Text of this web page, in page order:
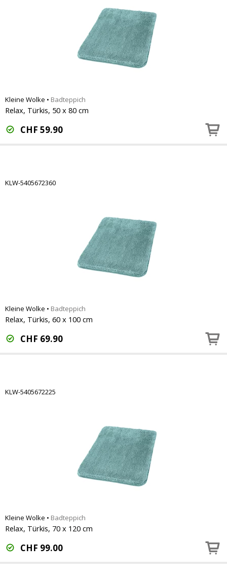
Kleine Wolke • Badteppich
Relax, Türkis, 50 x 80 cm
CHF 59.90
KLW-5405672360
Kleine Wolke • Badteppich
Relax, Türkis, 60 x 100 cm
CHF 69.90
KLW-5405672225
Kleine Wolke • Badteppich
Relax, Türkis, 70 x 120 cm
CHF 99.00